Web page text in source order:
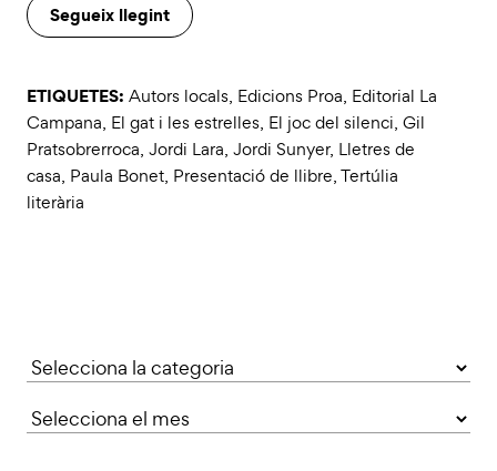
Segueix llegint
ETIQUETES: Autors locals, Edicions Proa, Editorial La
Campana, El gat i les estrelles, El joc del silenci, Gil
Pratsobrerroca, Jordi Lara, Jordi Sunyer, Lletres de
casa, Paula Bonet, Presentació de llibre,Tertúlia
literària
Categories